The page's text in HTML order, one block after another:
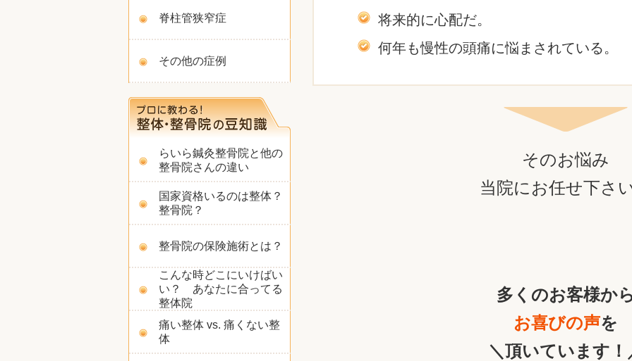
脊柱管狭窄症
その他の症例
らいら鍼灸整骨院と他の
整骨院さんの違い
国家資格いるのは整体？
整骨院？
整骨院の保険施術とは？
こんな時どこにいけばい
い？ あなたに合ってる
整体院
痛い整体 vs. 痛くない整
体
将来的に心配だ。
何年も慢性の頭痛に悩まされている。
そのお悩み
当院にお任せ下さ
多くのお客様か
お喜びの声を
＼頂いています！